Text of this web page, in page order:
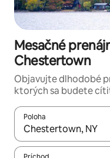
Mesačné
Chestertown
Objavujte dlhodobé
ktorých sa budete
Poloha
Keď budú výsledky k